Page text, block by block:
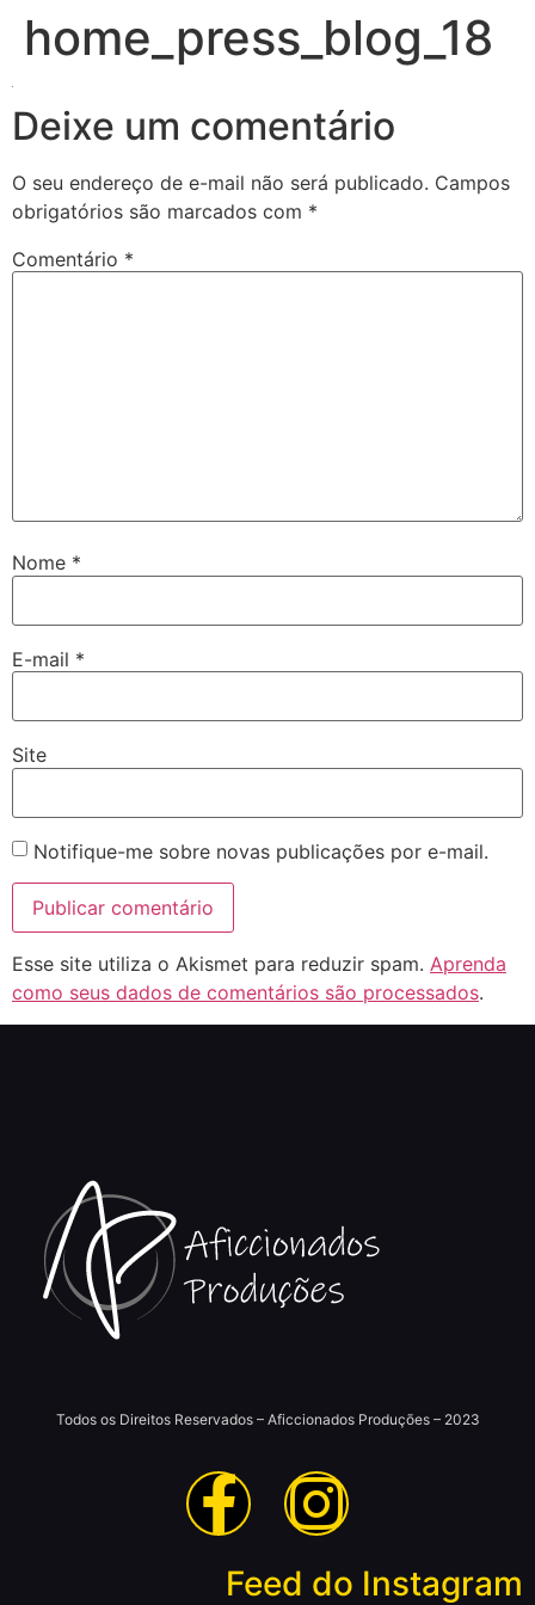
home_press_blog_18
Deixe um comentário
O seu endereço de e-mail não será publicado. Campos
obrigatórios são marcados com *
Comentário *
Nome *
E-mail *
Site
Notifique-me sobre novas publicações por e-mail.
Esse site utiliza o Akismet para reduzir spam. Aprenda
como seus dados de comentários são processados.
Todos os Direitos Reservados – Aficcionados Produções – 2023
Feed do Instagram